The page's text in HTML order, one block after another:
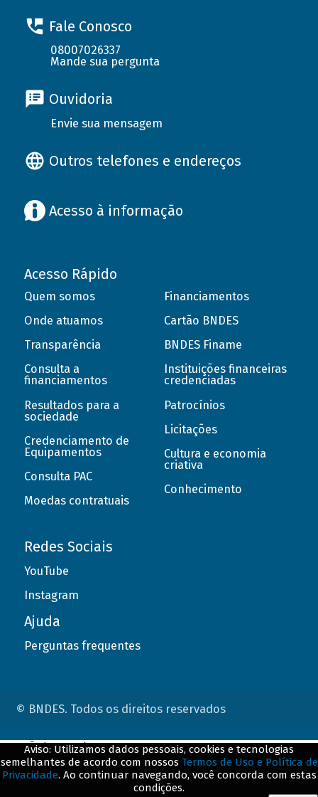
Fale Conosco
08007026337
Mande sua pergunta
Ouvidoria
Envie sua mensagem
Outros telefones e endereços
Acesso à informação
Acesso Rápido
Quem somos
Onde atuamos
Transparência
Consulta a
financiamentos
Resultados para a
sociedade
Credenciamento de
Equipamentos
Consulta PAC
Moedas contratuais
Financiamentos
Cartão BNDES
BNDES Finame
Instituições financeiras
credenciadas
Patrocínios
Licitações
Cultura e economia
criativa
Conhecimento
Redes Sociais
YouTube
Instagram
Ajuda
Perguntas frequentes
© BNDES. Todos os direitos reservados
Aviso: Utilizamos dados pessoais, cookies e tecnologias
semelhantes de acordo com nossos Termos de Uso e Política de
Privacidade. Ao continuar navegando, você concorda com estas
condições.
ConteÃºdo complementar
${title}${badge}